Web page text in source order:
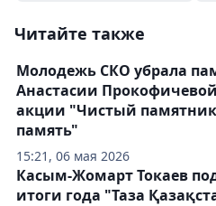
Читайте также
15:21, 06 мая 2026
Молодежь СКО убрала
Анастасии
акции "Чистый памятник
память"
Касым-Жомарт Токаев
итоги года "Таза